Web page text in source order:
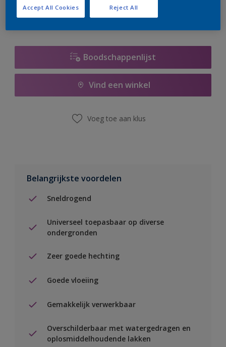
Boodschappenlijst
Vind een winkel
Voeg toe aan klus
Belangrijkste voordelen
Sneldrogend
Universeel toepasbaar op diverse
ondergronden
Zeer goede hechting
Goede vloeiing
Gemakkelijk verwerkbaar
Overschilderbaar met watergedragen en
oplosmiddelhoudende lakken
Reject All
Accept All Cookies